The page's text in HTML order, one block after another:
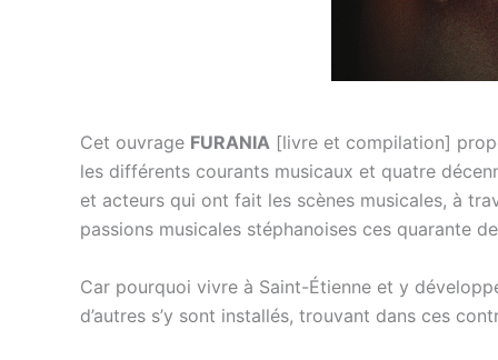
Cet ouvrage FURANIA [livre et compilation]
les différents courants musicaux et quatre
et acteurs qui ont fait les scènes musicales, à
passions musicales stéphanoises ces quarante
Car pourquoi vivre à Saint-Étienne et y
d’autres s’y sont installés, trouvant dans ces